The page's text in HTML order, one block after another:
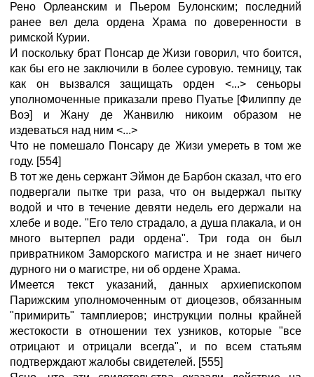
Рено Орлеанским и Пьером Булонским; последний
ранее вел дела ордена Храма по доверенности в
римской Курии.
И поскольку брат Понсар де Жизи говорил, что боится,
как бы его не заключили в более суровую. темницу, так
как он вызвался защищать орден <...> сеньоры
уполномоченные приказали прево Пуатье [Филиппу де
Воэ] и Жану де Жанвилю никоим образом не
издеваться над ним <...>
Что не помешало Понсару де Жизи умереть в том же
году. [554]
В тот же день сержант Эймон де Барбон сказал, что его
подвергали пытке три раза, что он выдержал пытку
водой и что в течение девяти недель его держали на
хлебе и воде. "Его тело страдало, а душа плакала, и он
много вытерпел ради ордена". Три года он был
привратником Заморского магистра и не знает ничего
дурного ни о магистре, ни об ордене Храма.
Имеется текст указаний, данных архиепископом
Парижским уполномоченным от диоцезов, обязанным
"примирить" тамплиеров; инструкции полны крайней
жестокости в отношении тех узников, которые "все
отрицают и отрицали всегда", и по всем статьям
подтверждают жалобы свидетелей. [555]